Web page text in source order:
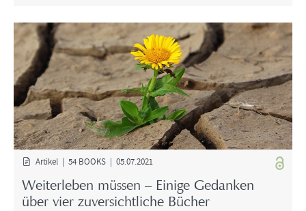
Ar­ti­kel | 54 BOOKS | 05.07.2021
Wei­ter­le­ben müs­sen – Ei­ni­ge Ge­dan­ken
über vier zu­ver­sicht­li­che Bü­cher